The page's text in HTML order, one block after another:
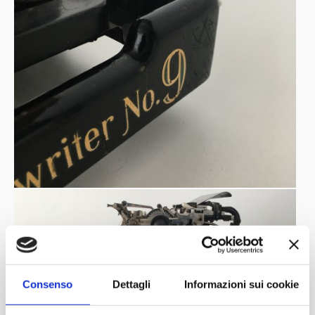
Consenso Dettagli Informazioni sui cookie
Remington n.9venne prodotta nel 1898 con 42 tasti
ed il tabulatore decimale per rispondere alle necessità
europee
Curiosità : questo modello rimase
assieme al N°6, N°7 e N°8. In
inizialmente daCesare Verona di Torino
2014 “, Roby Facchinetti